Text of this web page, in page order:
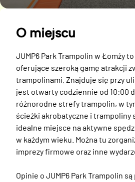
O miejscu
JUMP6 Park Trampolin w Łomży
oferujące szeroką gamę atrakcji
trampolinami. Znajduje się przy
jest otwarty codziennie od 10:00
różnorodne strefy trampolin, w
ścieżki akrobatyczne i trampoliny
idealne miejsce na aktywne
w każdym wieku. Można tu
imprezy firmowe oraz inne
Opinie o JUMP6 Park Trampolin